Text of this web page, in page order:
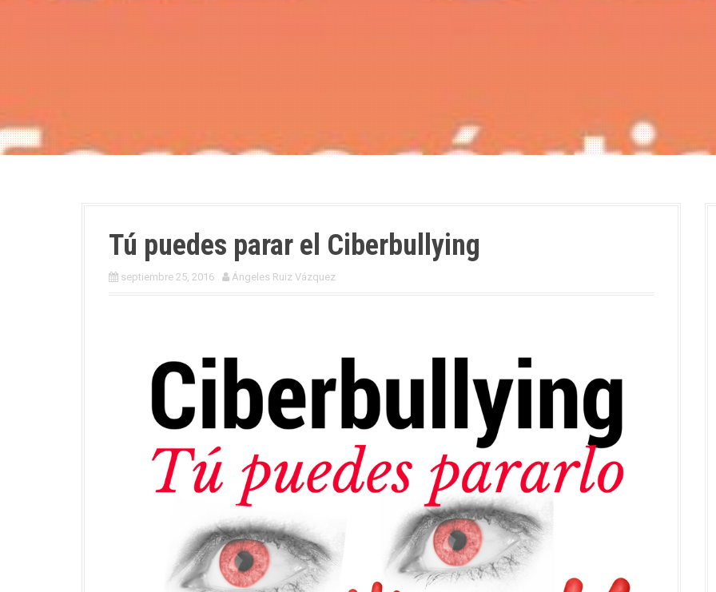
Tú puedes parar el Ciberbullying
septiembre 25, 2016 Ángeles Ruiz Vázquez